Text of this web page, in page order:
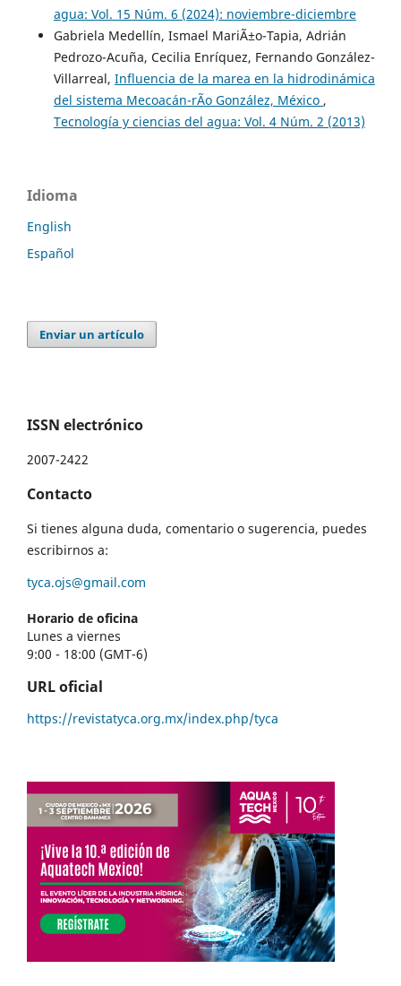
agua: Vol. 15 Núm. 6 (2024): noviembre-diciembre
Gabriela Medellín, Ismael MariÃ±o-Tapia, Adrián
Pedrozo-Acuña, Cecilia Enríquez, Fernando González-
Villarreal, Influencia de la marea en la hidrodinámica
del sistema Mecoacán-rÃ­o González, México ,
Tecnología y ciencias del agua: Vol. 4 Núm. 2 (2013)
Idioma
English
Español
Enviar un artículo
ISSN electrónico
2007-2422
Contacto
Si tienes alguna duda, comentario o sugerencia, puedes
escribirnos a:
tyca.ojs@gmail.com
Horario de oficina
Lunes a viernes
9:00 - 18:00 (GMT-6)
URL oficial
https://revistatyca.org.mx/index.php/tyca